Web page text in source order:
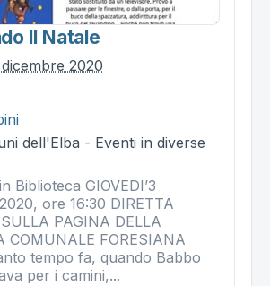
Il Natale
2020
dell'Elba - Eventi in diverse
Biblioteca GIOVEDI’3
ore 16:30 DIRETTA
PAGINA DELLA
COMUNALE FORESIANA
tempo fa, quando Babbo
per i camini,...